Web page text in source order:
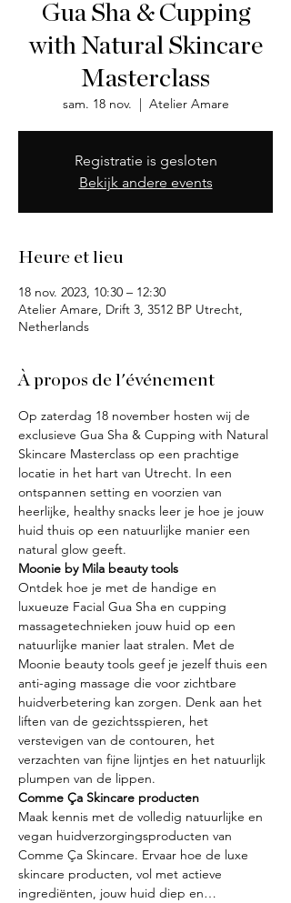
Gua Sha & Cupping
with Natural Skincare
Masterclass
sam. 18 nov.
  |
Atelier Amare
Registratie is gesloten
Bekijk andere events
Heure et lieu
18 nov. 2023, 10:30 – 12:30
Atelier Amare, Drift 3, 3512 BP Utrecht,
Netherlands
À propos de l'événement
Op zaterdag 18 november hosten wij de
exclusieve Gua Sha & Cupping with Natural
Skincare Masterclass op een prachtige
locatie in het hart van Utrecht. In een
ontspannen setting en voorzien van
heerlijke, healthy snacks leer je hoe je jouw
huid thuis op een natuurlijke manier een
natural glow geeft.
Moonie by Mila beauty tools
Ontdek hoe je met de handige en
luxueuze Facial Gua Sha en cupping
massagetechnieken jouw huid op een
natuurlijke manier laat stralen. Met de
Moonie beauty tools geef je jezelf thuis een
anti-aging massage die voor zichtbare
huidverbetering kan zorgen. Denk aan het
liften van de gezichtsspieren, het
verstevigen van de contouren, het
verzachten van fijne lijntjes en het natuurlijk
plumpen van de lippen.
Comme Ça Skincare producten
Maak kennis met de volledig natuurlijke en
vegan huidverzorgingsproducten van
Comme Ça Skincare. Ervaar hoe de luxe
skincare producten, vol met actieve
ingrediënten, jouw huid diep en…